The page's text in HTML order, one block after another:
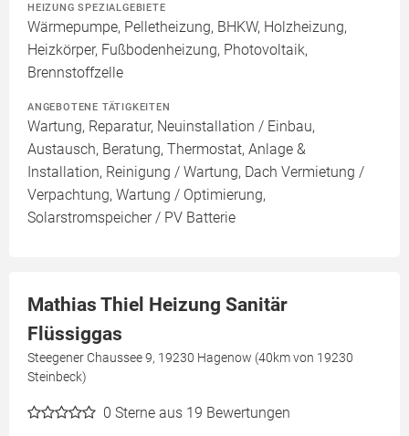
HEIZUNG SPEZIALGEBIETE
Wärmepumpe, Pelletheizung, BHKW, Holzheizung,
Heizkörper, Fußbodenheizung, Photovoltaik,
Brennstoffzelle
ANGEBOTENE TÄTIGKEITEN
Wartung, Reparatur, Neuinstallation / Einbau,
Austausch, Beratung, Thermostat, Anlage &
Installation, Reinigung / Wartung, Dach Vermietung /
Verpachtung, Wartung / Optimierung,
Solarstromspeicher / PV Batterie
Mathias Thiel Heizung Sanitär
Flüssiggas
Steegener Chaussee 9, 19230 Hagenow (40km von 19230
Steinbeck)
0 Sterne aus 19 Bewertungen